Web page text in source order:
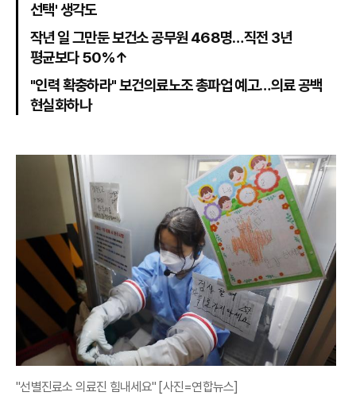
선택' 생각도
작년 일 그만둔 보건소 공무원 468명…직전 3년
평균보다 50%↑
"인력 확충하라" 보건의료노조 총파업 예고…의료 공백
현실화하나
"선별진료소 의료진 힘내세요" [사진=연합뉴스]